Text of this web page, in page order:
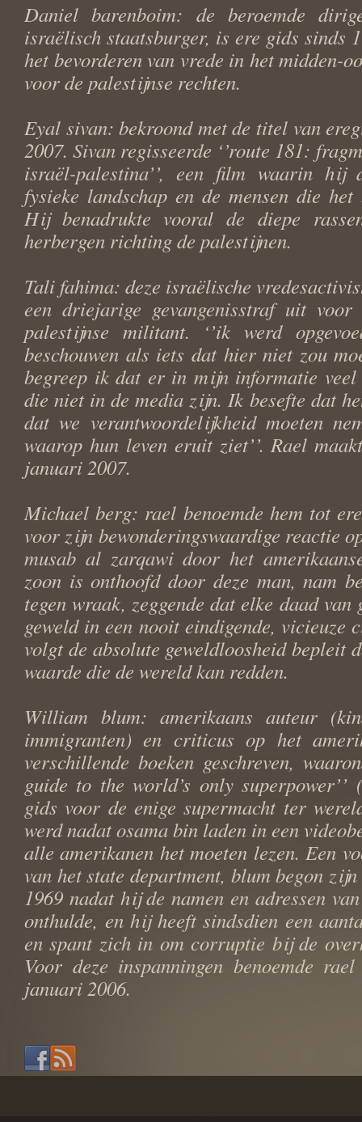
Daniel barenboim: de beroemde
israëlisch staatsburger, is ere gids sinds
het bevorderen van vrede in het midden-
voor de palestijnse rechten.
Eyal sivan: bekroond met de titel van
2007. Sivan regisseerde ‘’route 181:
israël-palestina’’, een film waarin hij
fysieke landschap en de mensen die het
Hij benadrukte vooral de diepe
herbergen richting de palestijnen.
Tali fahima: deze israëlische
een driejarige gevangenisstraf uit
palestijnse militant. ‘’ik werd
beschouwen als iets dat hier niet zou
begreep ik dat er in mijn informatie veel
die niet in de media zijn. Ik besefte dat
dat we verantwoordelijkheid moeten
waarop hun leven eruit ziet’’. Rael
januari 2007.
Michael berg: rael benoemde hem tot
voor zijn bewonderingswaardige reactie
musab al zarqawi door het
zoon is onthoofd door deze man, nam
tegen wraak, zeggende dat elke daad
geweld in een nooit eindigende, vicieuze
volgt de absolute geweldloosheid bepleit
waarde die de wereld kan redden.
William blum: amerikaans auteur
immigranten) en criticus op het
verschillende boeken geschreven,
guide to the world’s only superpower’’
gids voor de enige supermacht ter
werd nadat osama bin laden in een
alle amerikanen het moeten lezen. Een
van het state department, blum begon
1969 nadat hij de namen en adressen
onthulde, en hij heeft sindsdien een
en spant zich in om corruptie bij de
Voor deze inspanningen benoemde
januari 2006.